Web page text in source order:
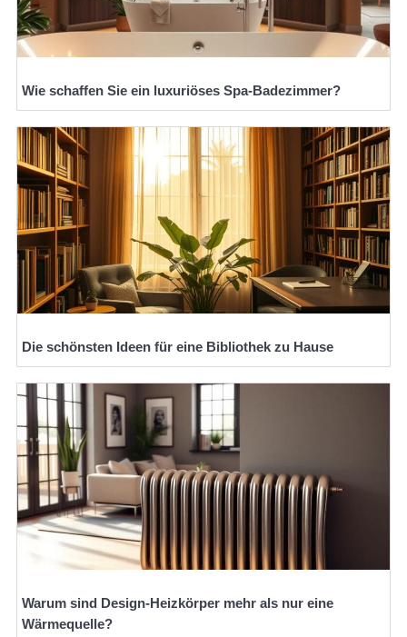
Wie schaffen Sie ein luxuriöses Spa-Badezimmer?
Die schönsten Ideen für eine Bibliothek zu Hause
Warum sind Design-Heizkörper mehr als nur eine
Wärmequelle?